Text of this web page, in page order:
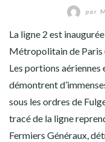
par
La ligne 2 est
Métropolitain de Paris
Les portions
démontrent
sous les ordres de
tracé de la ligne
Fermiers Généraux,